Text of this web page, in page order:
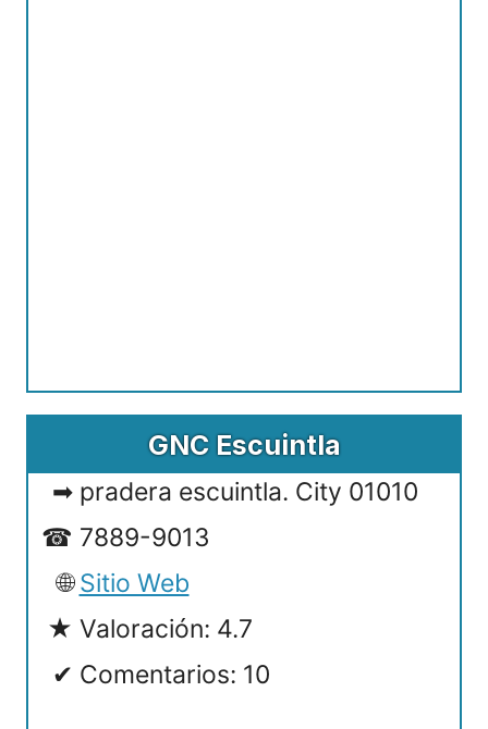
GNC Escuintla
pradera escuintla. City 01010
7889-9013
Sitio Web
Valoración: 4.7
Comentarios: 10